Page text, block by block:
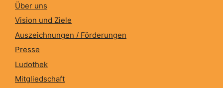
Über uns
Vision und Ziele
Auszeichnungen / Förderungen
Presse
Ludothek
Mitgliedschaft